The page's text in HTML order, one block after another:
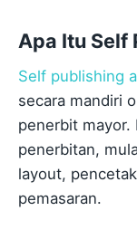
Apa Itu Self
Self publishing
secara mandiri
penerbit mayor.
penerbitan,
layout,
pemasaran.